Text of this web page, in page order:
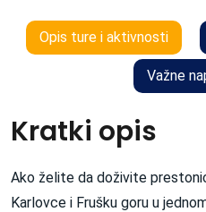
Opis ture i aktivnosti
Važne
Kratki opis
Ako želite da doživite
Karlovce i Frušku goru u